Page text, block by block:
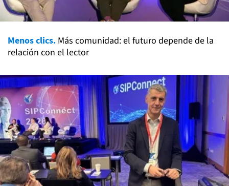
Menos clics. Más comunidad: el futuro depende de la
relación con el lector